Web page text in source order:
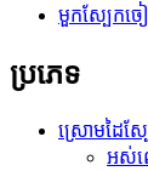
មួកស្បែកច
ប្រភេទ
ស្រោមដៃស្
អស់